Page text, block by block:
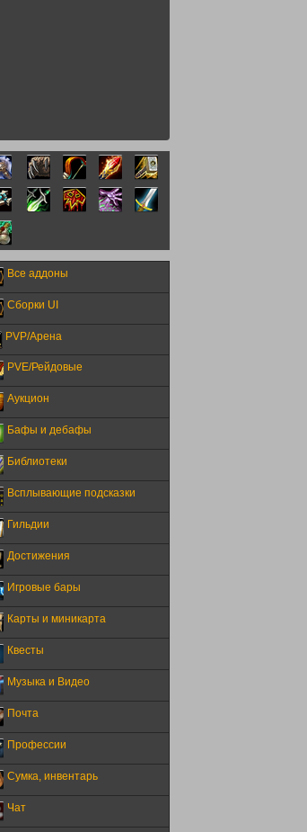
Все аддоны
Сборки UI
PVP/Арена
PVE/Рейдовые
Аукцион
Бафы и дебафы
Библиотеки
Всплывающие подсказки
Гильдии
Достижения
Игровые бары
Карты и миникарта
Квесты
Музыка и Видео
Почта
Профессии
Сумка, инвентарь
Чат